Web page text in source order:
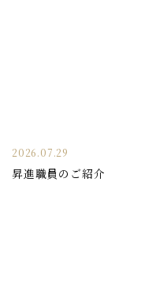
2026.07.29
昇進職員のご紹介